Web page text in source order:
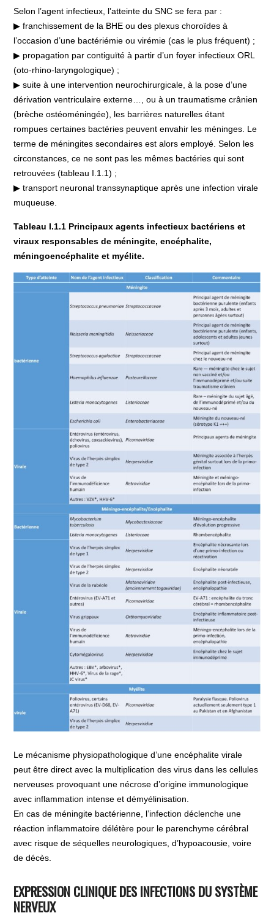
Selon l’agent infectieux, l’atteinte du SNC se fera par :
▶ franchissement de la BHE ou des plexus choroïdes à
l’occasion d’une bactériémie ou virémie (cas le plus fréquent) ;
▶ propagation par contiguïté à partir d’un foyer infectieux ORL
(oto-rhino-laryngologique) ;
▶ suite à une intervention neurochirurgicale, à la pose d’une
dérivation ventriculaire externe…, ou à un traumatisme crânien
(brèche ostéoméningée), les barrières naturelles étant
rompues certaines bactéries peuvent envahir les méninges. Le
terme de méningites secondaires est alors employé. Selon les
circonstances, ce ne sont pas les mêmes bactéries qui sont
retrouvées (tableau I.1.1) ;
▶ transport neuronal transsynaptique après une infection virale
muqueuse.
Tableau I.1.1 Principaux agents infectieux bactériens et
viraux responsables de méningite, encéphalite,
méningoencéphalite et myélite.
Le mécanisme physiopathologique d’une encéphalite virale
peut être direct avec la multiplication des virus dans les cellules
nerveuses provoquant une nécrose d’origine immunologique
avec inflammation intense et démyélinisation.
En cas de méningite bactérienne, l’infection déclenche une
réaction inflammatoire délétère pour le parenchyme cérébral
avec risque de séquelles neurologiques, d’hypoacousie, voire
de décès.
EXPRESSION CLINIQUE DES INFECTIONS DU SYSTÈME
NERVEUX